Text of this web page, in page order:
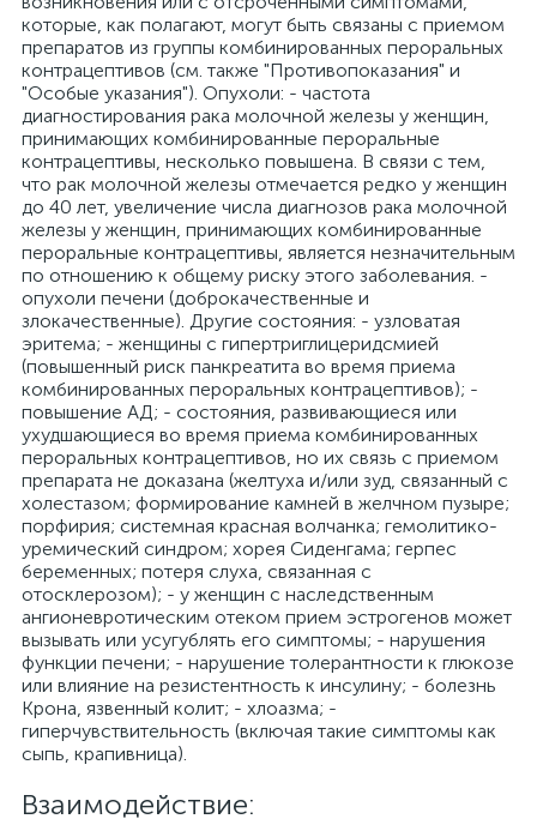
которые, как полагают, могут быть связаны с приемом
препаратов из группы комбинированных пероральных
контрацептивов (см. также "Противопоказания" и
"Особые указания"). Опухоли: - частота
диагностирования рака молочной железы у женщин,
принимающих комбинированные пероральные
контрацептивы, несколько повышена. В связи с тем,
что рак молочной железы отмечается редко у женщин
до 40 лет, увеличение числа диагнозов рака молочной
железы у женщин, принимающих комбинированные
пероральные контрацептивы, является незначительным
по отношению к общему риску этого заболевания. -
опухоли печени (доброкачественные и
злокачественные). Другие состояния: - узловатая
эритема; - женщины с гипертриглицеридсмией
(повышенный риск панкреатита во время приема
комбинированных пероральных контрацептивов); -
повышение АД; - состояния, развивающиеся или
ухудшающиеся во время приема комбинированных
пероральных контрацептивов, но их связь с приемом
препарата не доказана (желтуха и/или зуд, связанный с
холестазом; формирование камней в желчном пузыре;
порфирия; системная красная волчанка; гемолитико-
уремический синдром; хорея Сиденгама; герпес
беременных; потеря слуха, связанная с
отосклерозом); - у женщин с наследственным
ангионевротическим отеком прием эстрогенов может
вызывать или усугублять его симптомы; - нарушения
функции печени; - нарушение толерантности к глюкозе
или влияние на резистентность к инсулину; - болезнь
Крона, язвенный колит; - хлоазма; -
гиперчувствительность (включая такие симптомы как
сыпь, крапивница).
Взаимодействие: